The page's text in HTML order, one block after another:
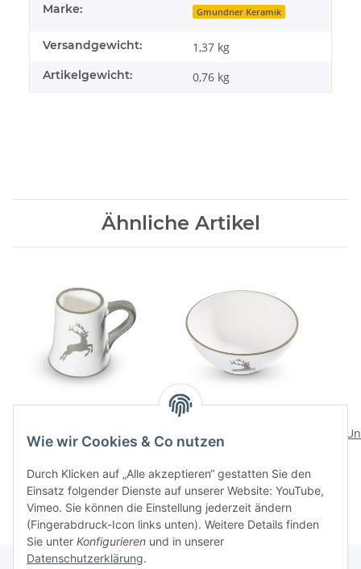
Marke: Gmundner Keramik
Versandgewicht: 1,37 kg
Artikelgewicht: 0,76 kg
Ähnliche Artikel
34,40 CHF *
Grauer Hirsch Bowl
Wie wir Cookies & Co nutzen
Durch Klicken auf „Alle akzeptieren“ gestatten Sie den
Einsatz folgender Dienste auf unserer Website: YouTube,
Vimeo. Sie können die Einstellung jederzeit ändern
(Fingerabdruck-Icon links unten). Weitere Details finden
Sie unter Konfigurieren und in unserer
Datenschutzerklärung.